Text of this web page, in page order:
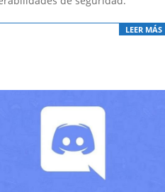
LEER MÁS